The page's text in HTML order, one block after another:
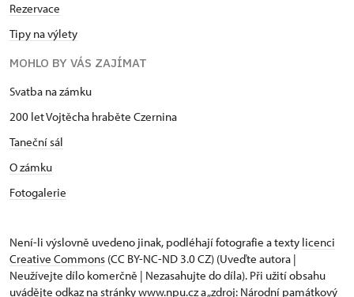
Rezervace
Tipy na výlety
MOHLO BY VÁS ZAJÍMAT
Svatba na zámku
200 let Vojtěcha hraběte Czernina
Taneční sál
O zámku
Fotogalerie
Není-li výslovně uvedeno jinak, podléhají fotografie a texty licenci
Creative Commons (CC BY-NC-ND 3.0 CZ) (Uveďte autora |
Neužívejte dílo komerčně | Nezasahujte do díla). Při užití obsahu
uvádějte odkaz na stránky www.npu.cz a „zdroj: Národní památkový